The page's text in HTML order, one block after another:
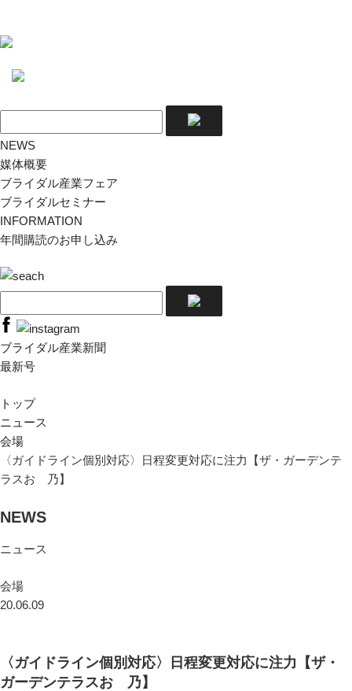
NEWS
媒体概要
ブライダル産業フェア
ブライダルセミナー
INFORMATION
年間購読のお申し込み
ブライダル産業新聞
最新号
トップ
ニュース
会場
〈ガイドライン個別対応〉日程変更対応に注力【ザ・ガーデンテ
ラスおゝ乃】
NEWS
ニュース
会場
20.06.09
〈ガイドライン個別対応〉日程変更対応に注力【ザ・
ガーデンテラスおゝ乃】